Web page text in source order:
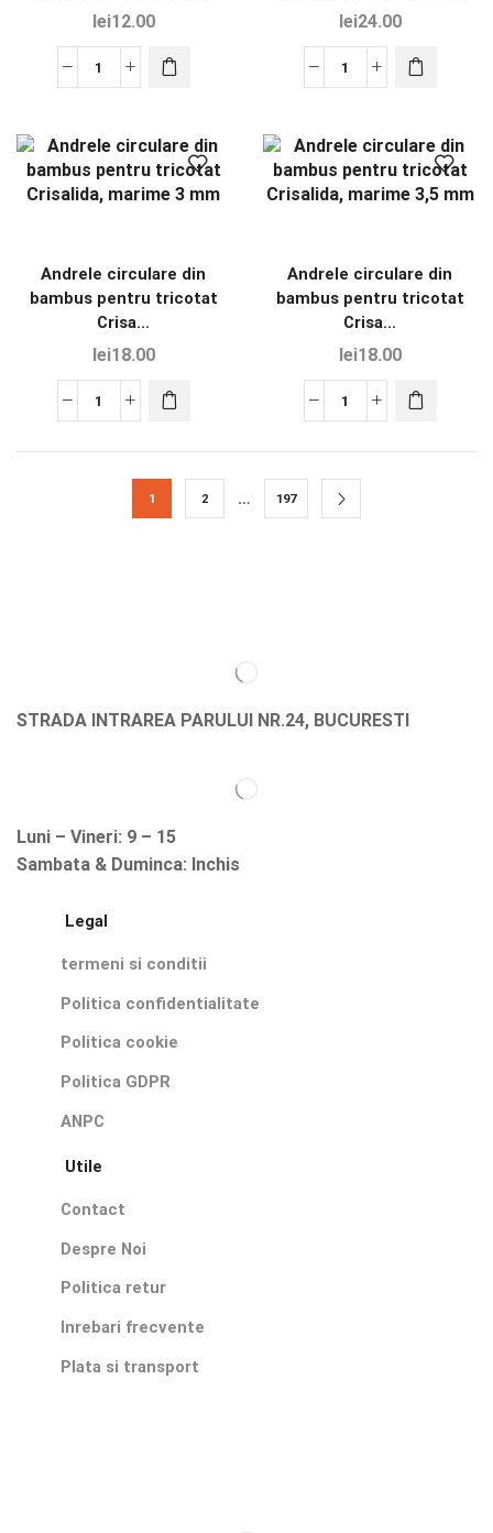
lei12.00 lei24.00
Andrele circulare din
bambus pentru tricotat
Crisa...
lei18.00
Andrele circulare din
bambus pentru tricotat
Crisa...
lei18.00
1 2 … 197
STRADA INTRAREA PARULUI NR.24, BUCURESTI
Luni – Vineri: 9 – 15
Sambata & Duminca: Inchis
Legal
termeni si conditii
Politica confidentialitate
Politica cookie
Politica GDPR
ANPC
Utile
Contact
Despre Noi
Politica retur
Inrebari frecvente
Plata si transport